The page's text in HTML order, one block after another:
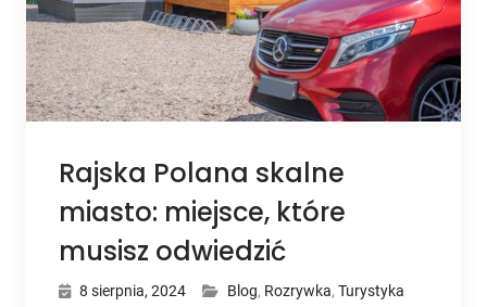
Rajska Polana skalne
miasto: miejsce, które
musisz odwiedzić
8 sierpnia, 2024 Blog, Rozrywka, Turystyka